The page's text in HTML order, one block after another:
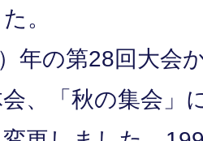
。
年の第28回大会
、「秋の集会」